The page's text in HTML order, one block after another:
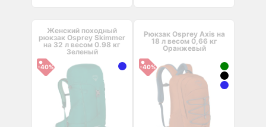
Женский походный
рюкзак Osprey Skimmer
на 32 л весом 0.98 кг
Зеленый
-40%
Рюкзак Osprey Axis на
18 л весом 0,66 кг
Оранжевый
-40%